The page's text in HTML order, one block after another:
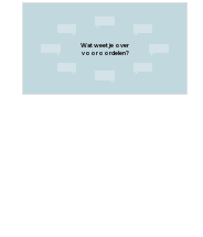
Wat weet je over
vooroordelen?